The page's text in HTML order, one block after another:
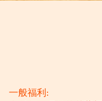
一般福利: